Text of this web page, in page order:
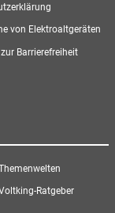
von Elektroaltgeräten
Barrierefreiheit
Ratgeber